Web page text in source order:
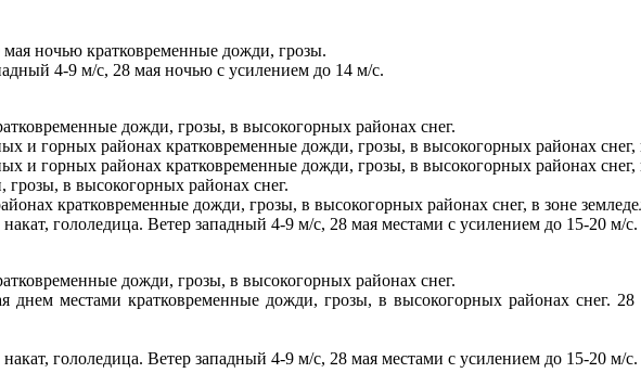
ночью кратковременные дожди, грозы.
4-9 м/с, 28 мая ночью с усилением до 14 м/с.
дожди, грозы, в высокогорных районах снег.
и горных районах кратковременные дожди, грозы, в высокогорных районах снег,
и горных районах кратковременные дожди, грозы, в высокогорных районах снег,
в высокогорных районах снег.
кратковременные дожди, грозы, в высокогорных районах снег, в зоне
гололедица. Ветер западный 4-9 м/с, 28 мая местами с усилением до 15-20 м/с.
дожди, грозы, в высокогорных районах снег.
днем местами кратковременные дожди, грозы, в высокогорных районах снег.
гололедица. Ветер западный 4-9 м/с, 28 мая местами с усилением до 15-20 м/с.